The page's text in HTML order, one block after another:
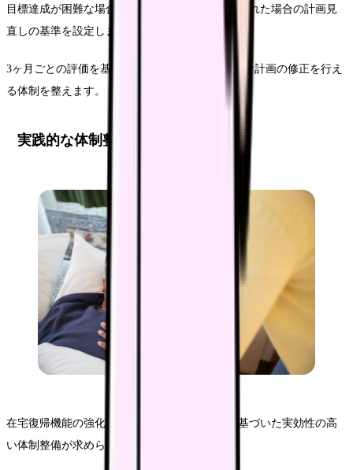
目標達成が困難な場合や、想定以上の成果が得られた場合の計画見
直しの基準を設定します。
3ヶ月ごとの評価を基本とし、必要に応じて柔軟な計画の修正を行え
る体制を整えます。
実践的な体制整備
在宅復帰機能の強化には、具体的な行動計画に基づいた実効性の高
い体制整備が求められます。